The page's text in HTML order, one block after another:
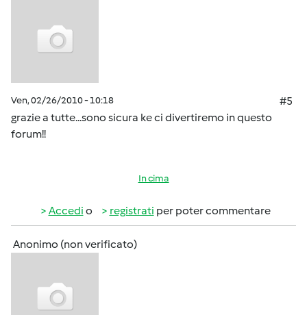
Ven, 02/26/2010 - 10:18
#5
grazie a tutte...sono sicura ke ci divertiremo in questo
forum!!
In cima
Accedi o registrati per poter commentare
Anonimo (non verificato)